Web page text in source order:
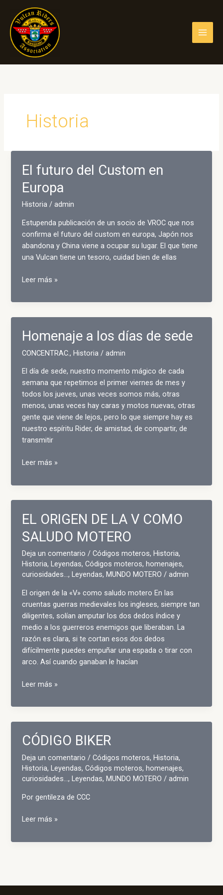
contenido
Historia
El futuro del Custom en
Europa
Historia /admin
Estupenda publicación de un socio de VROC que nos
confirma el futuro del custom en europa, Japón nos
abandona y China viene a ocupar su lugar. El que tiene
una Vulcan tiene un tesoro, cuidad bien de ellas
El
del
Europa
Leer más »
Homenaje a los días de sede
CONCENTRAC.,Historia /admin
El día de sede, nuestro momento mágico de cada
semana que repetimos el primer viernes de mes y
todos los jueves, unas veces somos más, otras
menos, unas veces hay caras y motos nuevas, otras
gente que viene de lejos, pero lo que siempre hay es
nuestro espíritu Rider, de amistad, de compartir, de
transmitir
Homenaje
los
sede
Leer más »
EL ORIGEN DE LA V COMO
SALUDO MOTERO
Deja un comentario /Códigos moteros, Historia,
Historia, Leyendas, Códigos moteros, homenajes,
curiosidades..., Leyendas, MUNDO MOTERO /admin
El origen de la «V» como saludo motero En las
cruentas guerras medievales los ingleses, siempre tan
diligentes, solían amputar los dos dedos índice y
medio a los guerreros enemigos que liberaban. La
razón es clara, si te cortan esos dos dedos
difícilmente puedes empuñar una espada o tirar con
arco. Así cuando ganaban le hacían
EL
DE
COMO
SALUDO
MOTERO
Leer más »
CÓDIGO BIKER
Deja un comentario /Códigos moteros,Historia,
Historia, Leyendas, Códigos moteros, homenajes,
curiosidades...,Leyendas,MUNDO MOTERO /admin
Por gentileza de CCC
CÓDIGO
Leer más »